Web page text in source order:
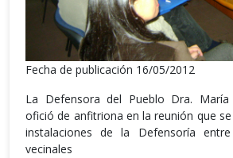
Fecha de publicación 16/05/2012
La Defensora del Pueblo Dra. María
ofició de anfitriona en la reunión que
instalaciones de la Defensoría
vecinales